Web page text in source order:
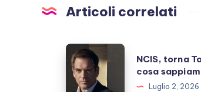
Articoli correlati
NCIS,
torna
Tony
NCIS, torna
cosa
Luglio 2, 2026